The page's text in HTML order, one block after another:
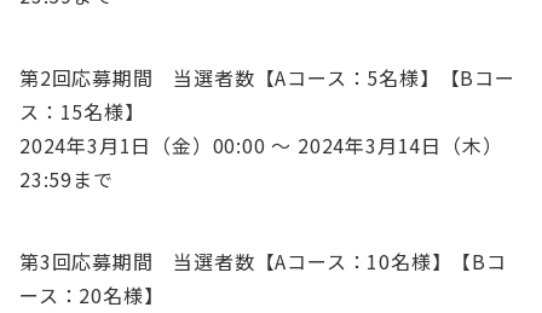
第2回応募期間 当選者数【Aコース：5名様】【Bコー
ス：15名様】
2024年3月1日（金）00:00 〜 2024年3月14日（木）
23:59まで
第3回応募期間 当選者数【Aコース：10名様】【Bコ
ース：20名様】